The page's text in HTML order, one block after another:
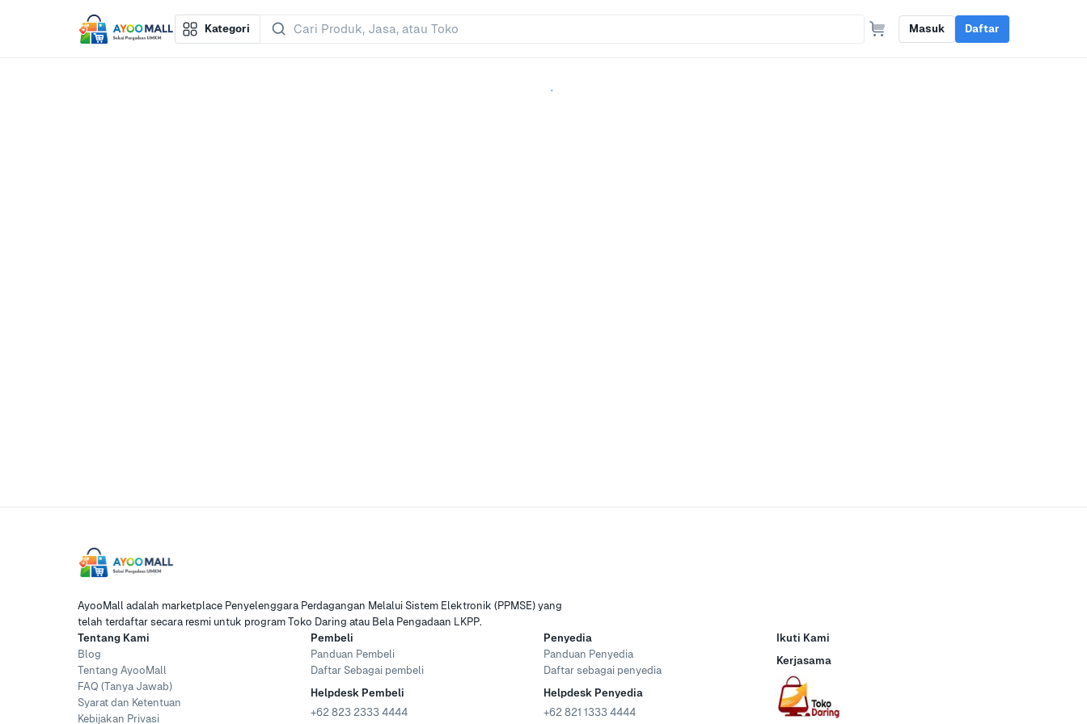
Kategori Masuk Daftar
AyooMall adalah marketplace Penyelenggara Perdagangan Melalui Sistem Elektronik (PPMSE) yang
telah terdaftar secara resmi untuk program Toko Daring atau Bela Pengadaan LKPP.
Tentang Kami
Blog
Tentang AyooMall
FAQ (Tanya Jawab)
Syarat dan Ketentuan
Kebijakan Privasi
Pembeli
Panduan Pembeli
Daftar Sebagai pembeli
Helpdesk Pembeli
+62 823 2333 4444
Penyedia
Panduan Penyedia
Daftar sebagai penyedia
Helpdesk Penyedia
+62 821 1333 4444
Ikuti Kami
Kerjasama